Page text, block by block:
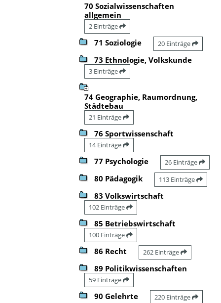
70 Sozialwissenschaften
allgemein
2 Einträge
71 Soziologie 20 Einträge
73 Ethnologie, Volkskunde
3 Einträge
74 Geographie, Raumordnung,
Städtebau
21 Einträge
76 Sportwissenschaft
14 Einträge
77 Psychologie 26 Einträge
80 Pädagogik 113 Einträge
83 Volkswirtschaft
102 Einträge
85 Betriebswirtschaft
100 Einträge
86 Recht 262 Einträge
89 Politikwissenschaften
59 Einträge
90 Gelehrte 220 Einträge